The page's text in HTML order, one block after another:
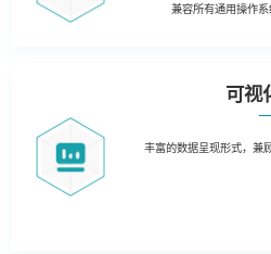
兼容所有通用操作系
可视
丰富的数据呈现形式，兼